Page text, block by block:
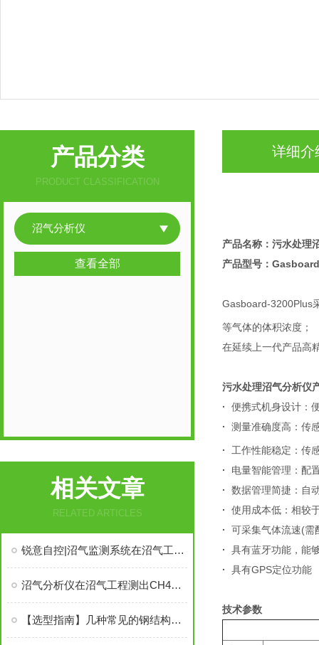
产品分类
PRODUCT CLASSIFICATION
沼气分析仪
查看全部
相关文章
RELATED ARTICLES
锐意自控|沼气监测系统在沼气工程中的应用
沼气分析仪在沼气工程测出CH4浓度达94%的沼气！
【选型指南】几种常见的钢结构发酵罐与软体沼气池汇总
详细介
产品名称： 污水处理
产品型号：
Gasboard-3200Plus
等气体的体积浓度；
在延续上一代产品
污水处理沼气分析仪
· 便携式机身设计：
· 测量准确度高：传
· 工作性能稳定：传
· 电量智能管理：配
· 数据管理简捷：自
· 使用成本低：相较
· 可采集气体流速(需
· 具有蓝牙功能，能
· 具有GPS定位功能
技术参数